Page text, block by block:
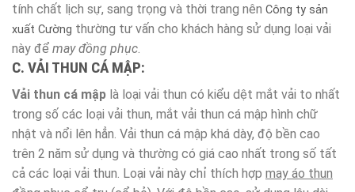
tính chất lịch sự, sang trọng và thời trang nên Công ty sản
xuất Cường thường tư vấn cho khách hàng sử dụng loại vải
này để may đồng phục
C. VẢI THUN CÁ MẬP:
Vải thun cá mập là loại vải thun có kiểu dệt mắt vải to nhất
trong số các loại vải thun, mắt vải thun cá mập hình chữ
nhật và nổi lên hẳn. Vải thun cá mập khá dày, độ bền cao
trên 2 năm sử dụng và thường có giá cao nhất trong số tất
cả các loại vải thun. Loại vải này chỉ thích hợp may áo thun